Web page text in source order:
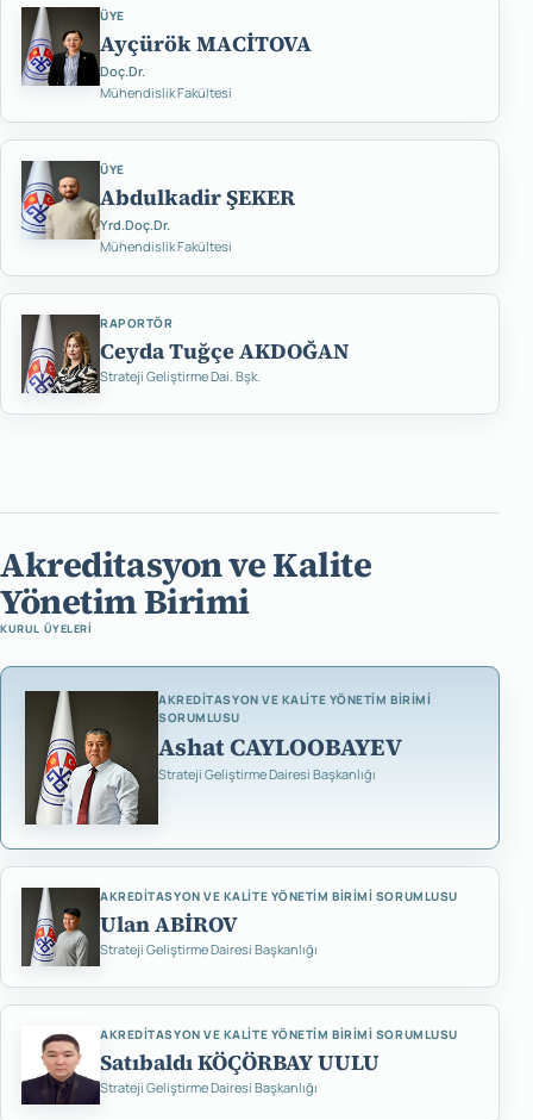
ÜYE
Ayçürök MACİTOVA
Doç.Dr.
Mühendislik Fakültesi
ÜYE
Abdulkadir ŞEKER
Yrd.Doç.Dr.
Mühendislik Fakültesi
RAPORTÖR
Ceyda Tuğçe AKDOĞAN
Strateji Geliştirme Dai. Bşk.
Akreditasyon ve Kalite
Yönetim Birimi
KURUL ÜYELERI
AKREDITASYON VE KALITE YÖNETIM BIRIMI
SORUMLUSU
Ashat CAYLOOBAYEV
Strateji Geliştirme Dairesi Başkanlığı
AKREDITASYON VE KALITE YÖNETIM BIRIMI SORUMLUSU
Ulan ABİROV
Strateji Geliştirme Dairesi Başkanlığı
AKREDITASYON VE KALITE YÖNETIM BIRIMI SORUMLUSU
Satıbaldı KÖÇÖRBAY UULU
Strateji Geliştirme Dairesi Başkanlığı